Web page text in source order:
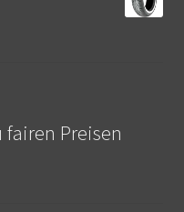
Preisen